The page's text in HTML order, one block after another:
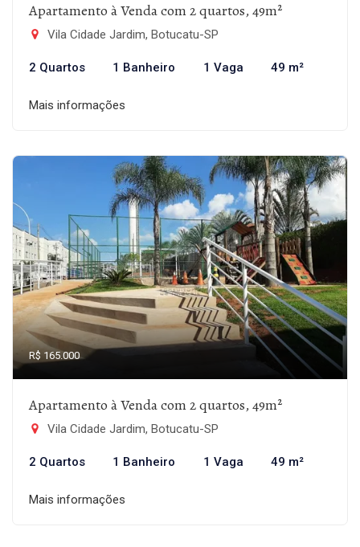
Apartamento à Venda com 2 quartos, 49m²
Vila Cidade Jardim, Botucatu-SP
2 Quartos 1 Banheiro 1 Vaga 49 m²
Mais informações
R$ 165.000
Apartamento à Venda com 2 quartos, 49m²
Vila Cidade Jardim, Botucatu-SP
2 Quartos 1 Banheiro 1 Vaga 49 m²
Mais informações